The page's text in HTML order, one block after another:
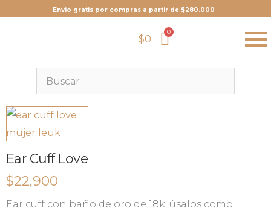
Envio gratis por compras a partir de $280.000
$0
Ear Cuff Love
$22,900
Ear cuff con baño de oro de 18k, úsalos como